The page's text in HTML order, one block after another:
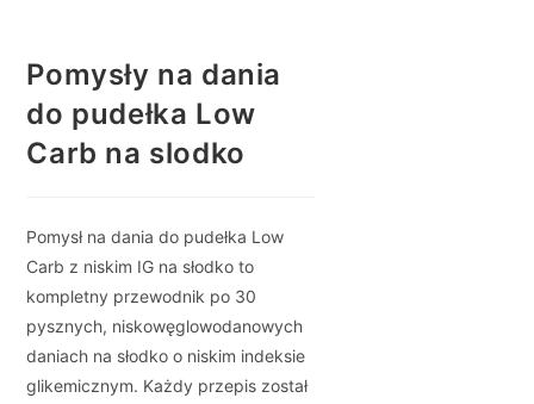
Pomysły na dania
do pudełka Low
Carb na slodko
Pomysł na dania do pudełka Low
Carb z niskim IG na słodko to
kompletny przewodnik po 30
pysznych, niskowęglowodanowych
daniach na słodko o niskim indeksie
glikemicznym. Każdy przepis został